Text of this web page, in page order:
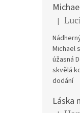
The
|
Michael
úžasná
skvělá
dodání